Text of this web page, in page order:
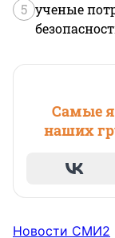
5 ученые
Самые
наших
Новости СМИ2